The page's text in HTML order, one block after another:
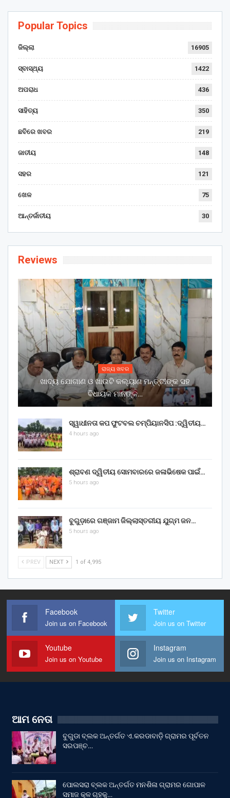
Popular Topics
ଜିଲ୍ଲା 16905
ସ୍ବାସ୍ଥ୍ୟ 1422
ଅପରାଧ 436
ସାହିତ୍ୟ 350
ଛବିରେ ଖବର 219
ଜାତୀୟ 148
ସହର 121
ଖେଳ 75
ଆନ୍ତର୍ଜାତୀୟ 30
Reviews
ରାଜ୍ୟ ଖବର
ଖାଦ୍ୟ ଯୋଗାଣ ଓ ଖାଉଟି କଲ୍ୟାଣ ମନ୍ତ୍ରୀଙ୍କ ସହ
ବିଧାୟକ ମାନଙ୍କ…
ସ୍ୱାଧୀନତା କପ ଫୁଟବଲ ଚମ୍ପିୟାନସିପ :ଦ୍ୱିତୀୟ…
4 hours ago
ଶ୍ରାବଣ ଦ୍ୱିତୀୟ ସୋମବାରରେ ଜଳାଭିଷେକ ପାଇଁ…
5 hours ago
ବୁଗୁଡ଼ାରେ ଗଞ୍ଜାମ ଜିଲ୍ଲାସ୍ତରୀୟ ଯୁଗ୍ମ ଜନ…
5 hours ago
PREV NEXT 1 of 4,995
Facebook
Join us on Facebook
Twitter
Join us on Twitter
Youtube
Join us on Youtube
Instagram
Join us on Instagram
ଆମ ନେତା
ବୁଗୁଡା ବ୍ଲକ ଅନ୍ତର୍ଗତ ଏ.କରଡାବାଡ଼ି ଗ୍ରାମର ପୂର୍ବତନ
ସରପଞ୍ଚ…
ପୋଲସରା ବ୍ଲକ ଅନ୍ତର୍ଗତ ମନଶିଳା ଗ୍ରାମର ଗୋପାଳ
ସମାଜ କୂଳ ଗୃହକୁ…